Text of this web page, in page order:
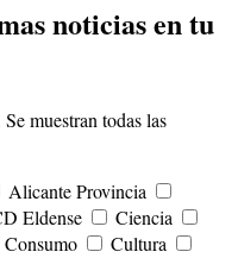
noticias en tu
muestran todas las
Alicante Provincia
Eldense
Ciencia
Consumo
Cultura